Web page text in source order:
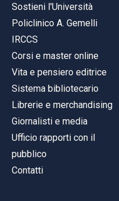
Sostieni l'Università
Policlinico A. Gemelli
IRCCS
Corsi e master online
Vita e pensiero editrice
Sistema bibliotecario
Librerie e merchandising
Giornalisti e media
Ufficio rapporti con il
pubblico
Contatti